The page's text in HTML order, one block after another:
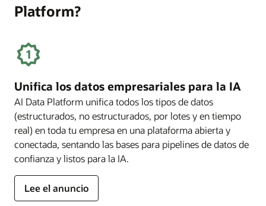
Platform?
Unifica los datos empresariales para la IA
AI Data Platform unifica todos los tipos de datos
(estructurados, no estructurados, por lotes y en tiempo
real) en toda tu empresa en una plataforma abierta y
conectada, sentando las bases para pipelines de datos de
confianza y listos para la IA.
Lee el anuncio